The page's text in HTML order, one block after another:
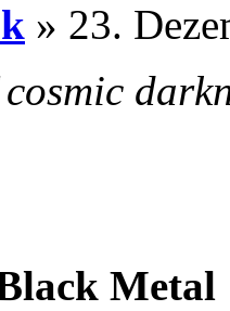
» 23.
Metal